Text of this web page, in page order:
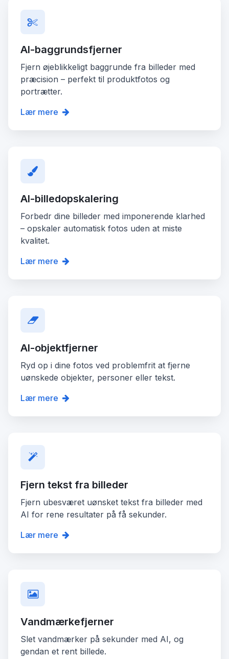
AI-baggrundsfjerner
Fjern øjeblikkeligt baggrunde fra billeder med
præcision – perfekt til produktfotos og
portrætter.
Lær mere
AI-billedopskalering
Forbedr dine billeder med imponerende klarhed
– opskaler automatisk fotos uden at miste
kvalitet.
Lær mere
AI-objektfjerner
Ryd op i dine fotos ved problemfrit at fjerne
uønskede objekter, personer eller tekst.
Lær mere
Fjern tekst fra billeder
Fjern ubesværet uønsket tekst fra billeder med
AI for rene resultater på få sekunder.
Lær mere
Vandmærkefjerner
Slet vandmærker på sekunder med AI, og
gendan et rent billede.